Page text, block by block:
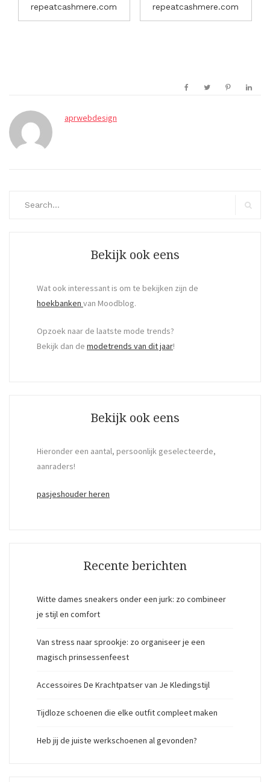
repeatcashmere.com
repeatcashmere.com
aprwebdesign
Bekijk ook eens
Wat ook interessant is om te bekijken zijn de
hoekbanken van Moodblog.
Opzoek naar de laatste mode trends?
Bekijk dan de modetrends van dit jaar!
Bekijk ook eens
Hieronder een aantal, persoonlijk geselecteerde,
aanraders!
pasjeshouder heren
Recente berichten
Witte dames sneakers onder een jurk: zo combineer
je stijl en comfort
Van stress naar sprookje: zo organiseer je een
magisch prinsessenfeest
Accessoires De Krachtpatser van Je Kledingstijl
Tijdloze schoenen die elke outfit compleet maken
Heb jij de juiste werkschoenen al gevonden?